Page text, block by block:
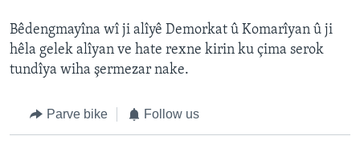
Bêdengmayîna wî ji alîyê Demorkat û Komarîyan û ji
hêla gelek alîyan ve hate rexne kirin ku çima serok
tundîya wiha şermezar nake.
Parve bike Follow us